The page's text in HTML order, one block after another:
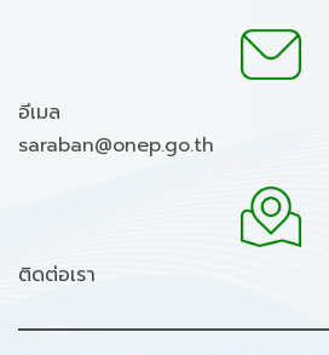
อีเมล
saraban@onep.go.th
ติดต่อเรา